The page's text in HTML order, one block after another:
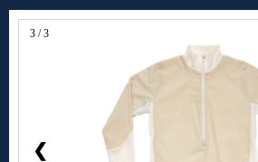
3 / 3
❮
Bruk filter til å